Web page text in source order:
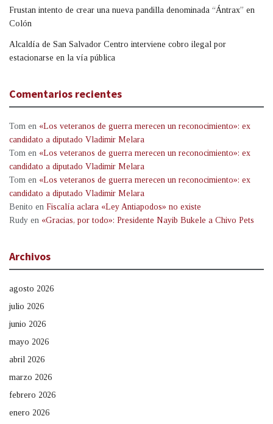
Frustan intento de crear una nueva pandilla denominada “Ántrax” en
Colón
Alcaldía de San Salvador Centro interviene cobro ilegal por
estacionarse en la vía pública
Comentarios recientes
Tom en «Los veteranos de guerra merecen un reconocimiento»: ex
candidato a diputado Vladimir Melara
Tom en «Los veteranos de guerra merecen un reconocimiento»: ex
candidato a diputado Vladimir Melara
Tom en «Los veteranos de guerra merecen un reconocimiento»: ex
candidato a diputado Vladimir Melara
Benito en Fiscalía aclara «Ley Antiapodos» no existe
Rudy en «Gracias, por todo»: Presidente Nayib Bukele a Chivo Pets
Archivos
agosto 2026
julio 2026
junio 2026
mayo 2026
abril 2026
marzo 2026
febrero 2026
enero 2026